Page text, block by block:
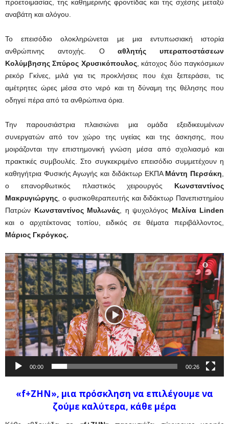
προετοιμασίας, της καθημερινής φροντίδας και της σχέσης μεταξύ
αναβάτη και αλόγου.
Το επεισόδιο ολοκληρώνεται με μια εντυπωσιακή ιστορία
ανθρώπινης αντοχής. Οαθλητής υπεραποστάσεων
Κολύμβησης Σπύρος Χρυσικόπουλος, κάτοχος δύο παγκόσμιων
ρεκόρ Γκίνες, μιλά για τις προκλήσεις που έχει ξεπεράσει, τις
αμέτρητες ώρες μέσα στο νερό και τη δύναμη της θέλησης που
οδηγεί πέρα από τα ανθρώπινα όρια.
Την παρουσιάστρια πλαισιώνει μια ομάδα εξειδικευμένων
συνεργατών από τον χώρο της υγείας και της άσκησης, που
μοιράζονται την επιστημονική γνώση μέσα από σχολιασμό και
πρακτικές συμβουλές. Στο συγκεκριμένο επεισόδιο συμμετέχουν η
καθηγήτρια Φυσικής Αγωγής και διδάκτωρ ΕΚΠΑΜάντη Περσάκη,
ο επανορθωτικός πλαστικός χειρουργός Κωνσταντίνος
Μακρυγιώργης, ο φυσικοθεραπευτής και διδάκτωρ Πανεπιστημίου
Πατρών Κωνσταντίνος Μυλωνάς, η ψυχολόγος Μελίνα Linden
και ο αρχιτέκτονας τοπίου, ειδικός σε θέματα περιβάλλοντος,
Μάριος Γκρόγκος.
Πρόγραμμα
Αναπαραγωγής
Βίντεο
00:00 00:26
«f+ZHN», μια πρόσκληση να επιλέγουμε να
ζούμε καλύτερα, κάθε μέρα